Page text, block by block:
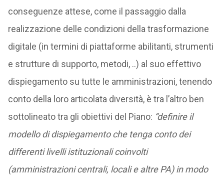
conseguenze attese, come il passaggio dalla
realizzazione delle condizioni della trasformazione
digitale (in termini di piattaforme abilitanti, strumenti
e strutture di supporto, metodi, ..) al suo effettivo
dispiegamento su tutte le amministrazioni, tenendo
conto della loro articolata diversità, è tra l’altro ben
sottolineato tra gli obiettivi del Piano: “definire il
modello di dispiegamento che tenga conto dei
differenti livelli istituzionali coinvolti
(amministrazioni centrali, locali e altre PA) in modo